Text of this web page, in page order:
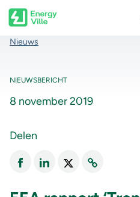
Skip to main content
Kruimelpad
Nieuws
NIEUWSBERICHT
8 november 2019
Delen